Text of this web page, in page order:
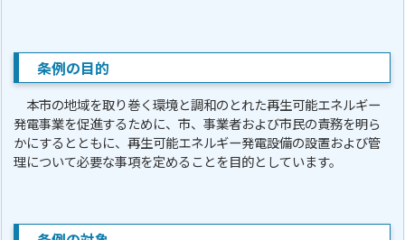
条例の目的
本市の地域を取り巻く環境と調和のとれた再生可能エネルギー
発電事業を促進するために、市、事業者および市民の責務を明ら
かにするとともに、再生可能エネルギー発電設備の設置および管
理について必要な事項を定めることを目的としています。